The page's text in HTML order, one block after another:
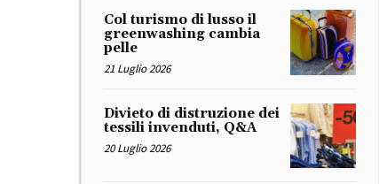
Col turismo di lusso il
greenwashing cambia
pelle
21 Luglio 2026
Divieto di distruzione dei
tessili invenduti, Q&A
20 Luglio 2026